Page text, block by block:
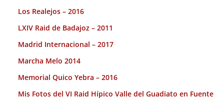
Los Realejos – 2016
LXIV Raid de Badajoz – 2011
Madrid Internacional – 2017
Marcha Melo 2014
Memorial Quico Yebra – 2016
Mis Fotos del VI Raid Hípico Valle del Guadiato en Fuente